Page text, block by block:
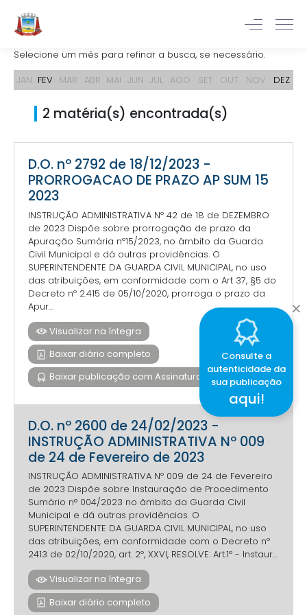
Selecione um mês para refinar a busca, se necessário.
JAN FEV MAR ABR MAI JUN JUL AGO SET OUT NOV DEZ
2 matéria(s) encontrada(s)
D.O. nº 2792 de 18/12/2023 -
PRORROGACAO DE PRAZO AP SUM 15
2023
INSTRUÇÃO ADMINISTRATIVA Nº 42 de 18 de DEZEMBRO
de 2023 Dispõe sobre prorrogação de prazo da
Apuração Sumária nº15/2023, no âmbito da Guarda
Civil Municipal e dá outras providências. O
SUPERINTENDENTE DA GUARDA CIVIL MUNICIPAL, no uso
das atribuições, em conformidade com o Art 37, §5 do
Decreto nº 2.415 de 05/10/2020, prorroga o prazo da
Apur...
Visualizar na íntegra
Baixar diário completo
Baixar publicação com Assinatura Digital
D.O. nº 2600 de 24/02/2023 -
INSTRUÇÃO ADMINISTRATIVA Nº 009
de 24 de Fevereiro de 2023
INSTRUÇÃO ADMINISTRATIVA Nº 009 de 24 de Fevereiro
de 2023 Dispõe sobre Instauração de Procedimento
Sumário n° 004/2023 no âmbito da Guarda Civil
Municipal e dá outras providências. O
SUPERINTENDENTE DA GUARDA CIVIL MUNICIPAL, no uso
das atribuições, em conformidade com o Decreto nº
2413 de 02/10/2020, art. 2º, XXVI, RESOLVE: Art.1º - Instaur...
Visualizar na íntegra
Baixar diário completo
Consulte a
autenticidade da
sua publicação
aqui!